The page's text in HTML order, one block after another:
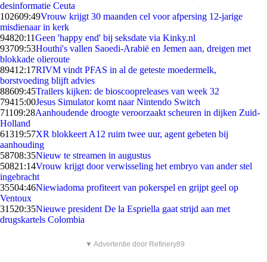
desinformatie Ceuta
102609:49Vrouw krijgt 30 maanden cel voor afpersing 12-jarige
misdienaar in kerk
94820:11Geen 'happy end' bij seksdate via Kinky.nl
93709:53Houthi's vallen Saoedi-Arabië en Jemen aan, dreigen met
blokkade olieroute
89412:17RIVM vindt PFAS in al de geteste moedermelk,
borstvoeding blijft advies
88609:45Trailers kijken: de bioscoopreleases van week 32
79415:00Jesus Simulator komt naar Nintendo Switch
71109:28Aanhoudende droogte veroorzaakt scheuren in dijken Zuid-
Holland
61319:57XR blokkeert A12 ruim twee uur, agent gebeten bij
aanhouding
58708:35Nieuw te streamen in augustus
50821:14Vrouw krijgt door verwisseling het embryo van ander stel
ingebracht
35504:46Niewiadoma profiteert van pokerspel en grijpt geel op
Ventoux
31520:35Nieuwe president De la Espriella gaat strijd aan met
drugskartels Colombia
▼ Advertentie door Refinery89